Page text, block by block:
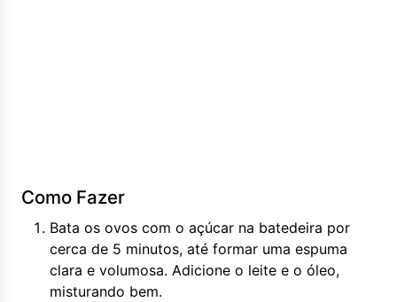
Como Fazer
Bata os ovos com o açúcar na batedeira por
cerca de 5 minutos, até formar uma espuma
clara e volumosa. Adicione o leite e o óleo,
misturando bem.